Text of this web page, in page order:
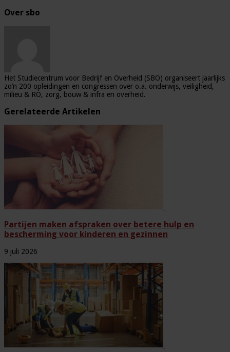
Over sbo
Het Studiecentrum voor Bedrijf en Overheid (SBO) organiseert jaarlijks
zo’n 200 opleidingen en congressen over o.a. onderwijs, veiligheid,
milieu & RO, zorg, bouw & infra en overheid.
Gerelateerde Artikelen
Partijen maken afspraken over betere hulp en
bescherming voor kinderen en gezinnen
9 juli 2026